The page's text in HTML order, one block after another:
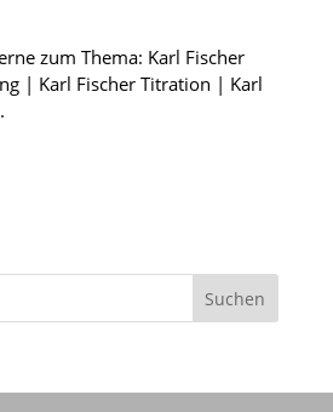
zum Thema: Karl Fischer
| Karl Fischer Titration | Karl